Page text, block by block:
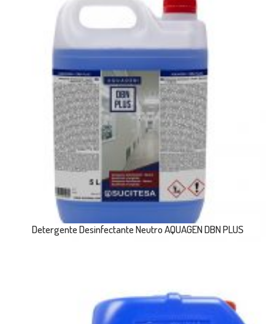
Detergente Desinfectante Neutro AQUAGEN DBN PLUS